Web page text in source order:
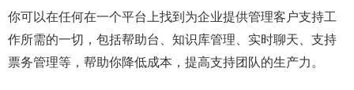
你可以在任何在一个平台上找到为企业提供管理客户支持工
作所需的一切，包括帮助台、知识库管理、实时聊天、支持
票务管理等，帮助你降低成本，提高支持团队的生产力。